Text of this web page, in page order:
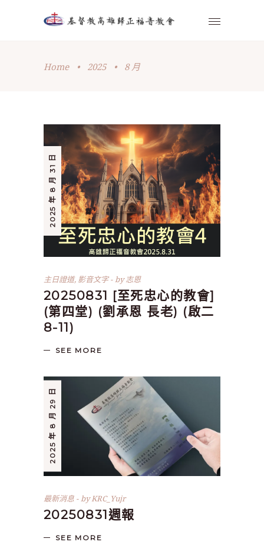
Home • 2025 • 8 月
2025 年 8 月 31 日
主日證道, 影音文字 by志恩
20250831 [至死忠心的教會]
(第四堂) (劉承恩 長老) (啟二
8-11)
SEE MORE
2025 年 8 月 29 日
最新消息 byKRC_Yujr
20250831週報
SEE MORE